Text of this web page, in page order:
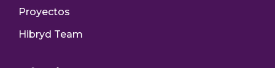
Proyectos
Hibryd Team